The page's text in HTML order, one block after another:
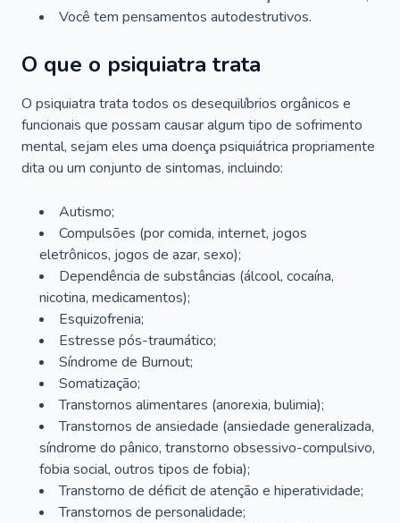
Você tem pensamentos autodestrutivos.
O que o psiquiatra trata
O psiquiatra trata todos os desequilíbrios orgânicos e
funcionais que possam causar algum tipo de sofrimento
mental, sejam eles uma doença psiquiátrica propriamente
dita ou um conjunto de sintomas, incluindo:
Autismo;
Compulsões (por comida, internet, jogos
eletrônicos, jogos de azar, sexo);
Dependência de substâncias (álcool, cocaína,
nicotina, medicamentos);
Esquizofrenia;
Estresse pós-traumático;
Síndrome de Burnout;
Somatização;
Transtornos alimentares (anorexia, bulimia);
Transtornos de ansiedade (ansiedade generalizada,
síndrome do pânico, transtorno obsessivo-compulsivo,
fobia social, outros tipos de fobia);
Transtorno de déficit de atenção e hiperatividade;
Transtornos de personalidade;